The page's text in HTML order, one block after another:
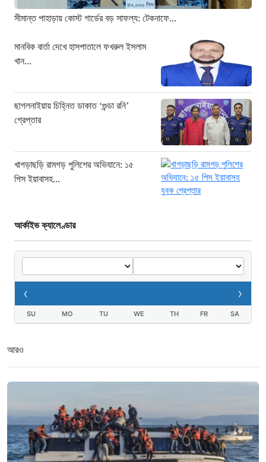
১১ ঘণ্টা আগে
রাখা হয়: চিফ প্রসিকিউটর”
ডিজিএফআইয়ের ‘আয়নাঘর’ পরিদর্শনে
আন্তর্জাতিক অপরাধ ট্রাইব্যুনালের বিচারক
দল
জুলাই জাদুঘরে দলীয় ইতিহাসের ঠাঁই হবে না:
নাহিদ ইসলাম
সীমান্ত পাহাড়ায় কোস্ট গার্ডের বড় সাফল্য: টেকনাফে...
মানবিক বার্তা দেখে হাসপাতালে ফখরুল ইসলাম
খান...
ছাগলনাইয়ায় চিহ্নিত ডাকাত ‘গুন্ডা রনি’
গ্রেপ্তার
খাগড়াছড়ি রামগড় পুলিশের অভিযানে: ১৫
পিস ইয়াবাসহ...
আর্কাইভ ক্যালেণ্ডার
‹ ›
SU MO TU WE TH FR SA
আরও